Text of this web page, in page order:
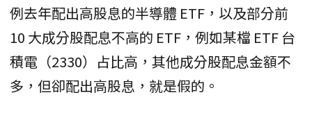
例去年配出高股息的半導體 ETF，以及部分前
10 大成分股配息不高的 ETF，例如某檔 ETF 台
積電（2330）占比高，其他成分股配息金額不
多，但卻配出高股息，就是假的。